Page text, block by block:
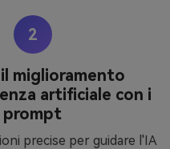
2
miglioramento
artificiale con i
prompt
precise per guidare l'IA